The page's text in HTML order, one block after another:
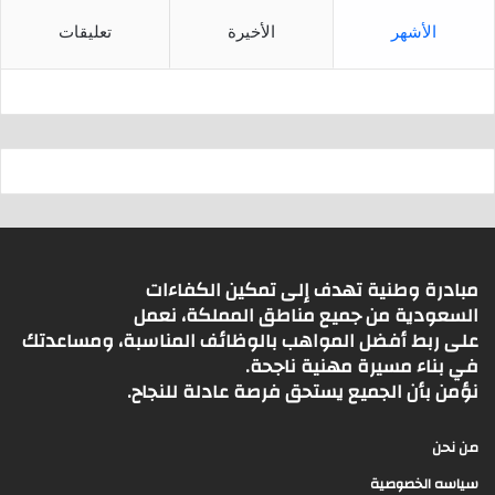
الأشهر الأخيرة تعليقات
مبادرة وطنية تهدف إلى تمكين الكفاءات
السعودية من جميع مناطق المملكة، نعمل
على ربط أفضل المواهب بالوظائف المناسبة، ومساعدتك
في بناء مسيرة مهنية ناجحة.
نؤمن بأن الجميع يستحق فرصة عادلة للنجاح.
من نحن
سياسه الخصوصية